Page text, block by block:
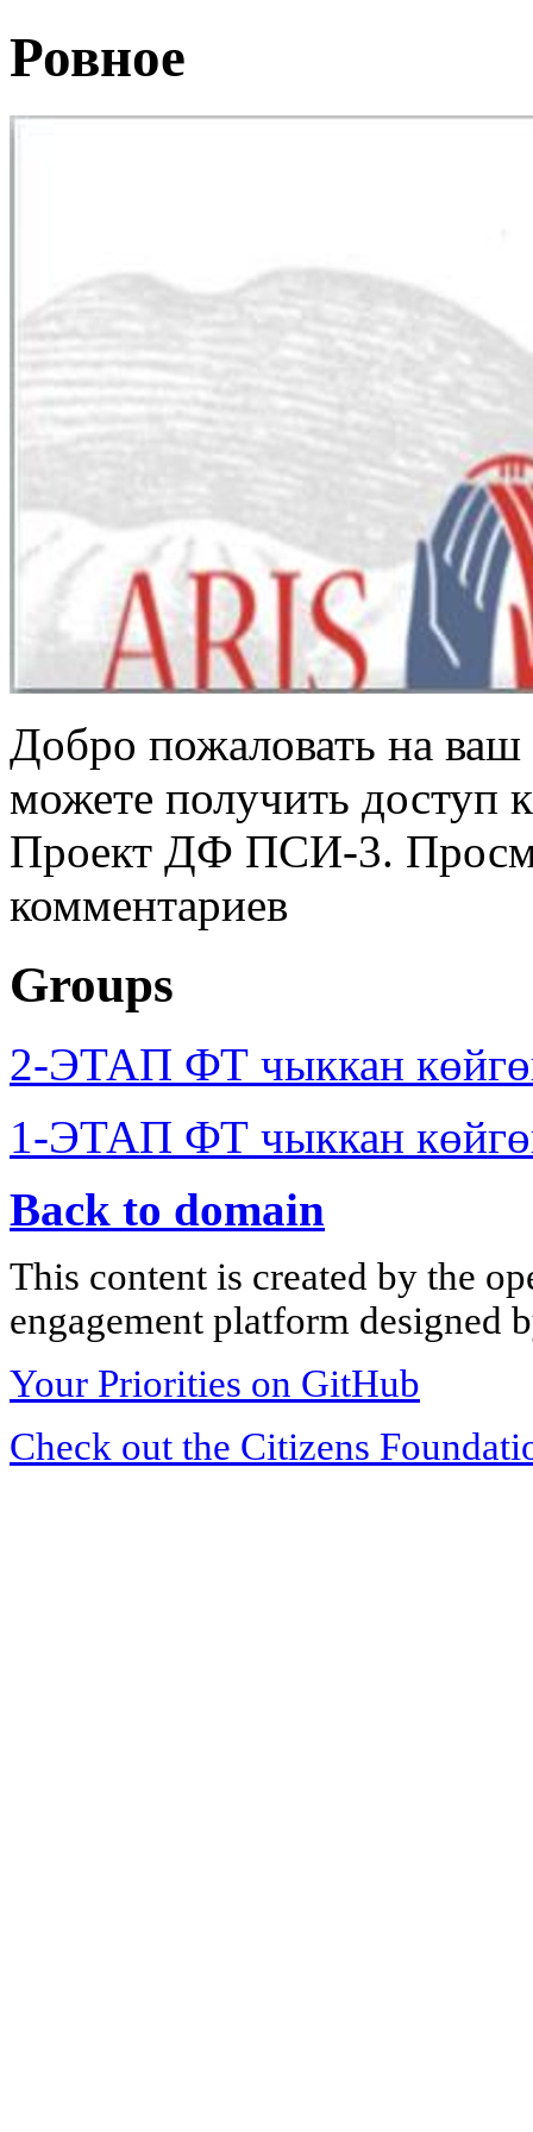
Ровное
Добро пожаловать на
можете получить доступ
Проект ДФ ПСИ-3.
комментариев
Groups
2-ЭТАП ФТ чыккан
1-ЭТАП ФТ чыккан
Back to domain
This content is created by the
engagement platform designed
Your Priorities on GitHub
Check out the Citizens